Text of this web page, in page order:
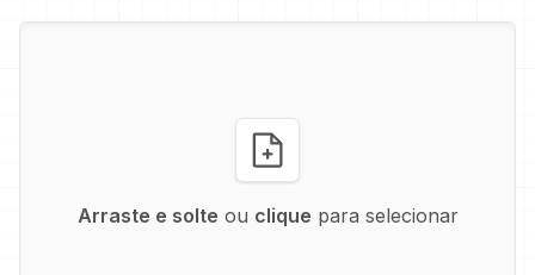
Arraste e solte ou clique para selecionar